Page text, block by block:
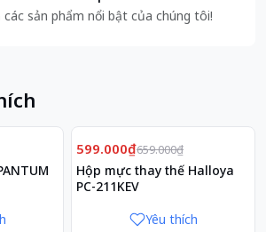
sản phẩm nổi bật của chúng tôi!
Giảm9%
599.000₫659.000₫
Hộp mực thay thế Halloya
PC-211KEV
Yêu thích